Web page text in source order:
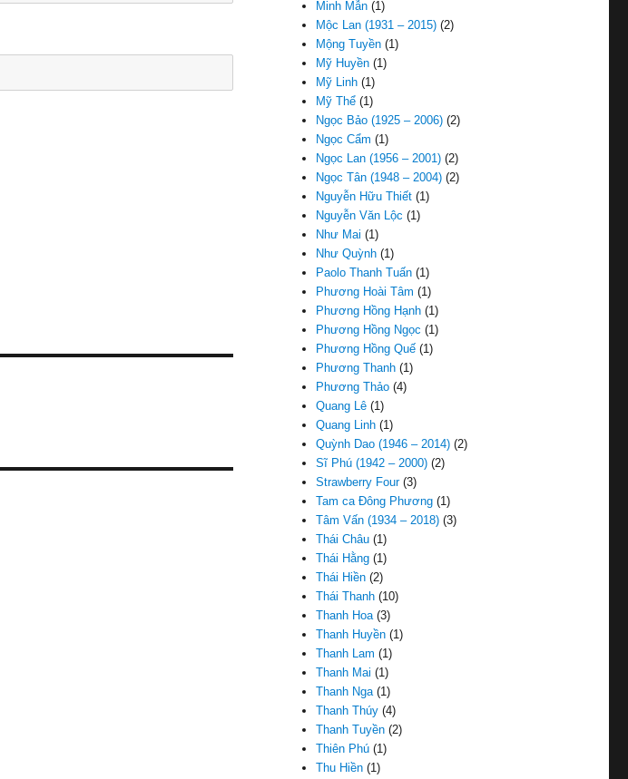
Minh Mẫn (1)
Mộc Lan (1931 – 2015) (2)
Mộng Tuyền (1)
Mỹ Huyền (1)
Mỹ Linh (1)
Mỹ Thể (1)
Ngọc Bảo (1925 – 2006) (2)
Ngọc Cẩm (1)
Ngọc Lan (1956 – 2001) (2)
Ngọc Tân (1948 – 2004) (2)
Nguyễn Hữu Thiết (1)
Nguyễn Văn Lộc (1)
Như Mai (1)
Như Quỳnh (1)
Paolo Thanh Tuấn (1)
Phương Hoài Tâm (1)
Phương Hồng Hạnh (1)
Phương Hồng Ngọc (1)
Phương Hồng Quế (1)
Phương Thanh (1)
Phương Thảo (4)
Quang Lê (1)
Quang Linh (1)
Quỳnh Dao (1946 – 2014) (2)
Sĩ Phú (1942 – 2000) (2)
Strawberry Four(3)
Tam ca Đông Phương (1)
Tâm Vấn (1934 – 2018) (3)
Thái Châu (1)
Thái Hằng (1)
Thái Hiền (2)
Thái Thanh (10)
Thanh Hoa(3)
Thanh Huyền (1)
Thanh Lam (1)
Thanh Mai (1)
Thanh Nga(1)
Thanh Thúy (4)
Thanh Tuyền (2)
Thiên Phú (1)
Thu Hiền (1)